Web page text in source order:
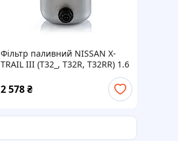
Фільтр паливний NISSAN X-
TRAIL III (T32_, T32R, T32RR) 1.6
(WK9080)
2 578₴